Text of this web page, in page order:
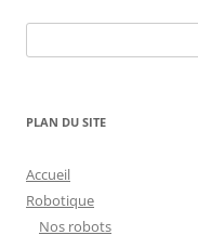
PLAN DU SITE
Accueil
Robotique
Nos robots